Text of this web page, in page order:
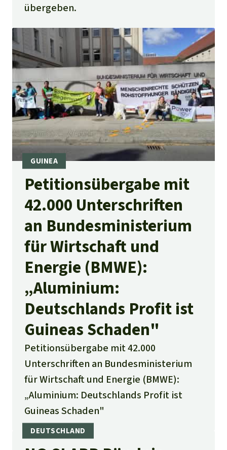
übergeben.
Petitionsübergabe mit
42.000 Unterschriften
an Bundesministerium
für Wirtschaft und
Energie (BMWE):
„Aluminium:
Deutschlands Profit ist
Guineas Schaden"
Petitionsübergabe mit 42.000
Unterschriften an Bundesministerium
für Wirtschaft und Energie (BMWE):
„Aluminium: Deutschlands Profit ist
Guineas Schaden"